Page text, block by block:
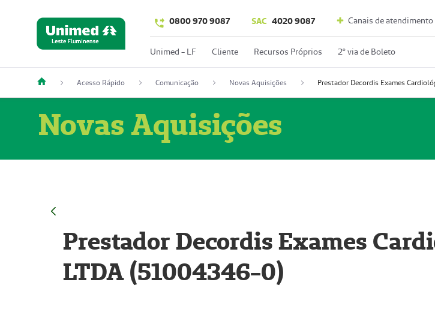
0800 970 9087 SAC 4020 9087 Canais de atendimento
Unimed - LF Cliente Recursos Próprios 2º via de Boleto
Acesso Rápido Comunicação Novas Aquisições
Novas Aquisições
Prestador Decordis Exames
LTDA (51004346-0)